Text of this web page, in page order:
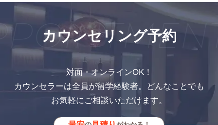
カウンセリング予約
対面・オンラインOK！
カウンセラーは全員が留学経験者。どんなことでも
お気軽にご相談いただけます。